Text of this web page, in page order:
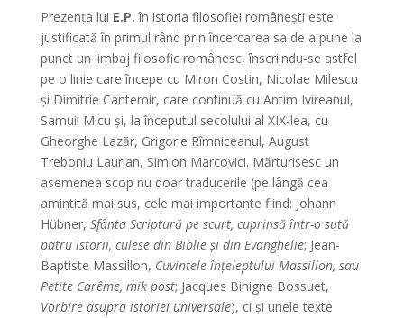
Prezenţa lui E.P. în istoria filosofiei româneşti este
justificată în primul rând prin încercarea sa de a pune la
punct un limbaj filosofic românesc, înscriindu-se astfel
pe o linie care începe cu Miron Costin, Nicolae Milescu
şi Dimitrie Cantemir, care continuă cu Antim Ivireanul,
Samuil Micu şi, la începutul secolului al XIX-lea, cu
Gheorghe Lazăr, Grigorie Rîmniceanul, August
Treboniu Laurian, Simion Marcovici. Mărturisesc un
asemenea scop nu doar traducerile (pe lângă cea
amintită mai sus, cele mai importante fiind: Johann
Hübner, Sfânta Scriptură pe scurt, cuprinsă într-o sută
patru istorii, culese din Biblie şi din Evanghelie; Jean-
Baptiste Massillon, Cuvintele înţeleptului Massillon, sau
Petite Carême, mik post; Jacques Binigne Bossuet,
Vorbire asupra istoriei universale), ci şi unele texte